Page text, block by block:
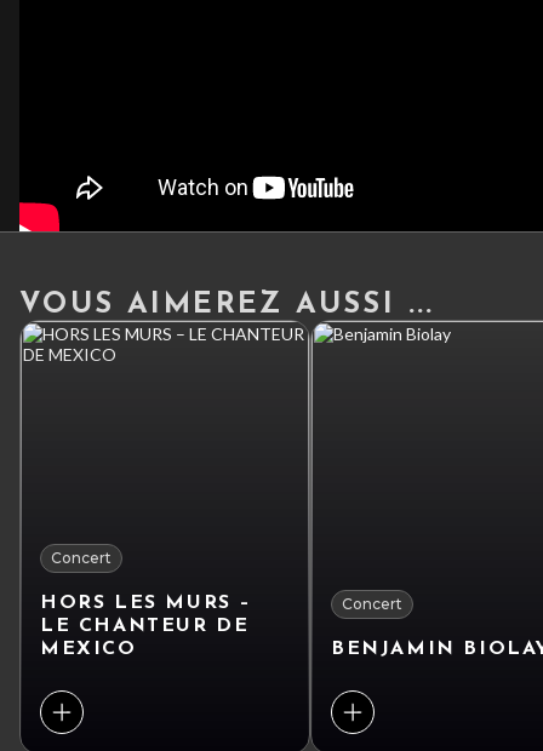
VOUS AIMEREZ AUSSI ...
Concert
HORS LES MURS –
LE CHANTEUR DE
MEXICO
Concert
BENJAMIN